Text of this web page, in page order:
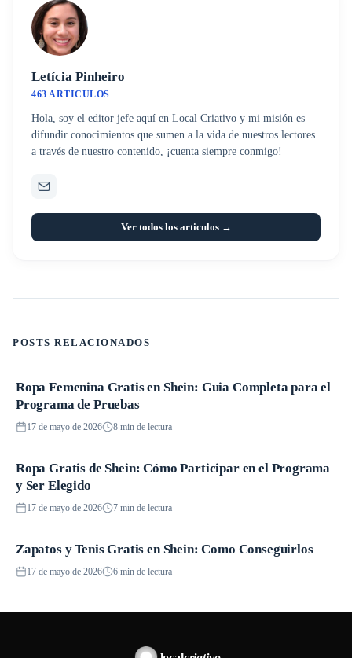
Letícia Pinheiro
463 ARTICULOS
Hola, soy el editor jefe aquí en Local Criativo y mi misión es
difundir conocimientos que sumen a la vida de nuestros lectores
a través de nuestro contenido, ¡cuenta siempre conmigo!
Ver todos los articulos →
POSTS RELACIONADOS
Promociones
Ropa Femenina Gratis en Shein: Guia Completa para el
Programa de Pruebas
17 de mayo de 2026 8 min de lectura
Promociones
Ropa Gratis de Shein: Cómo Participar en el Programa
y Ser Elegido
17 de mayo de 2026 7 min de lectura
Promociones
Zapatos y Tenis Gratis en Shein: Como Conseguirlos
17 de mayo de 2026 6 min de lectura